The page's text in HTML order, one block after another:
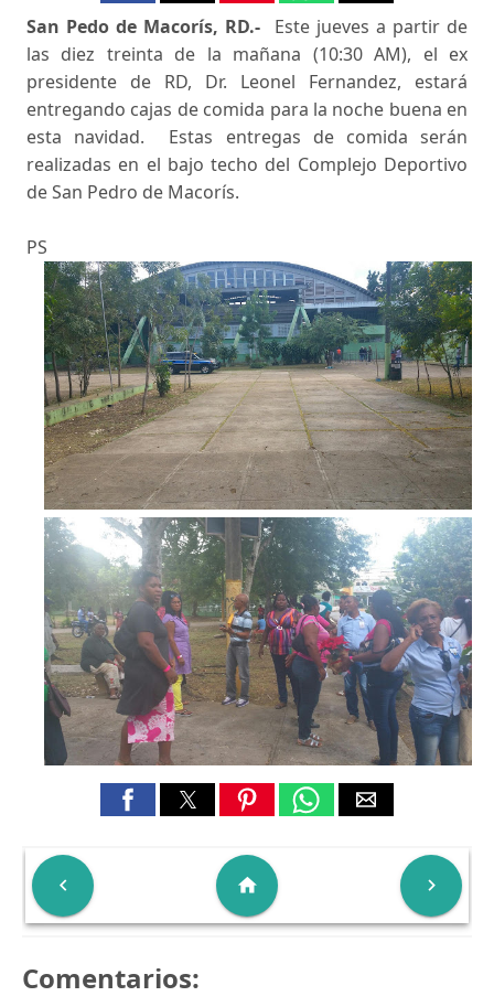
San Pedo de Macorís, RD.-
Este jueves a partir de
las diez treinta de la mañana (10:30 AM), el ex
presidente de RD, Dr. Leonel Fernandez, estará
entregando cajas de comida para la noche buena en
esta navidad. Estas entregas de comida serán
realizadas en el bajo techo del Complejo Deportivo
de San Pedro de Macorís.
PS
 
home
Comentarios: